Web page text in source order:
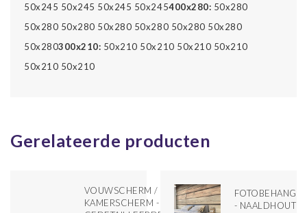
50x245 50x245 50x245 50x245400x280: 50x280
50x280 50x280 50x280 50x280 50x280 50x280
50x280300x210: 50x210 50x210 50x210 50x210
50x210 50x210
Gerelateerde producten
VOUWSCHERM /
KAMERSCHERM -
FOTOBEHANG
- NAALDHOUT